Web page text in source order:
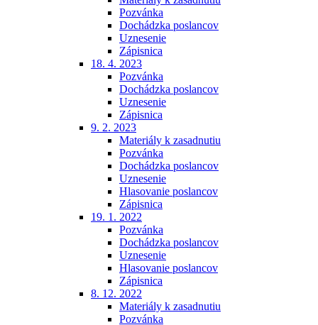
Pozvánka
Dochádzka poslancov
Uznesenie
Zápisnica
18. 4. 2023
Pozvánka
Dochádzka poslancov
Uznesenie
Zápisnica
9. 2. 2023
Materiály k zasadnutiu
Pozvánka
Dochádzka poslancov
Uznesenie
Hlasovanie poslancov
Zápisnica
19. 1. 2022
Pozvánka
Dochádzka poslancov
Uznesenie
Hlasovanie poslancov
Zápisnica
8. 12. 2022
Materiály k zasadnutiu
Pozvánka